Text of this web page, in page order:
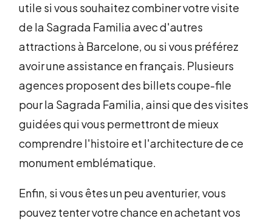
utile si vous souhaitez combiner votre visite
de la Sagrada Familia avec d'autres
attractions à Barcelone, ou si vous préférez
avoir une assistance en français. Plusieurs
agences proposent des billets coupe-file
pour la Sagrada Familia, ainsi que des visites
guidées qui vous permettront de mieux
comprendre l'histoire et l'architecture de ce
monument emblématique.
Enfin, si vous êtes un peu aventurier, vous
pouvez tenter votre chance en achetant vos